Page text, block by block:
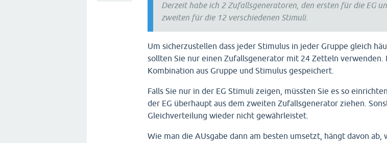
Derzeit habe ich 2 Zufallsgeneratoren, den ersten für die EG
zweiten für die 12 verschiedenen Stimuli.
Um sicherzustellen dass jeder Stimulus in jeder Gruppe gleich
sollten Sie nur einen Zufallsgenerator mit 24 Zetteln verwenden.
Kombination aus Gruppe und Stimulus gespeichert.
Falls Sie nur in der EG Stimuli zeigen, müssten Sie es so
der EG überhaupt aus dem zweiten Zufallsgenerator ziehen.
Gleichverteilung wieder nicht gewährleistet.
Wie man die AUsgabe dann am besten umsetzt, hängt davon ab,